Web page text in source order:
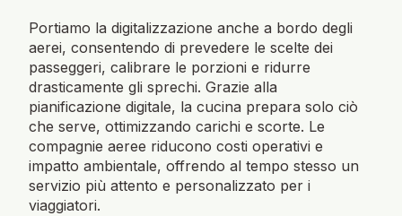
Portiamo la digitalizzazione anche a bordo degli
aerei, consentendo di prevedere le scelte dei
passeggeri, calibrare le porzioni e ridurre
drasticamente gli sprechi. Grazie alla
pianificazione digitale, la cucina prepara solo ciò
che serve, ottimizzando carichi e scorte. Le
compagnie aeree riducono costi operativi e
impatto ambientale, offrendo al tempo stesso un
servizio più attento e personalizzato per i
viaggiatori.